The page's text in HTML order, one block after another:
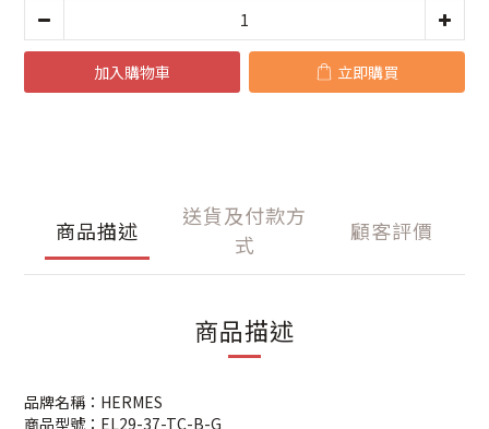
加入購物車 立即購買
商品描述
送貨及付款方
式
顧客評價
商品描述
品牌名稱：HERMES
商品型號：EL29-37-TC-B-G